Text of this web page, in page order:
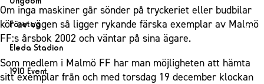
Mitt MFF
Biljetter till bortamatcher
Biljettvillkor
Spelare
Ledarstab
Damlaget
Spelare
Årsmöte 2026
MFF Ungdom
Sommarfotboll
Skånecupen
Fotbollsskolan
Företag
Bli företagspartner
Nätverket
Klubbstolar
Eleda Stadion
Eleda Stadion
1910 Event
Om inga maskiner går sönder på tryckeriet eller budbilar
kör av vägen så ligger rykande färska exemplar av Malmö
FF:s årsbok 2002 och väntar på sina ägare.
Som medlem i Malmö FF har man möjligheten att hämta
sitt exemplar från och med torsdag 19 december klockan